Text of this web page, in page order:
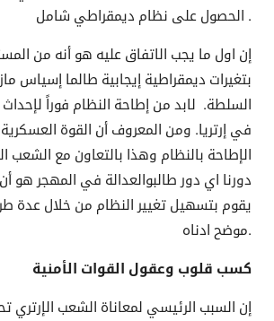
الحصول على نظام ديمقراطي شامل .
إن اول ما يجب الاتفاق عليه هو أنه من
بتغيرات ديمقراطية إيجابية طالما إسياس
السلطة. لابد من إطاحة النظام فوراً
في إرتريا. ومن المعروف أن القوة
الإطاحة بالنظام وهذا بالتعاون مع الشعب
دورنا اي دور طالبوالعدالة في المهجر هو
يقوم بتسهيل تغيير النظام من خلال عدة
موضح ادناه.
كسب قلوب وعقول القوات الأمنية
إن السبب الرئيسي لمعاناة الشعب الإرتري